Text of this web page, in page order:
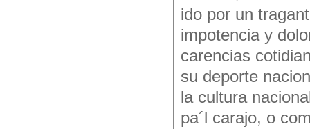
ido por un
impotencia y
carencias
su deporte
la cultura
pa´l carajo, o